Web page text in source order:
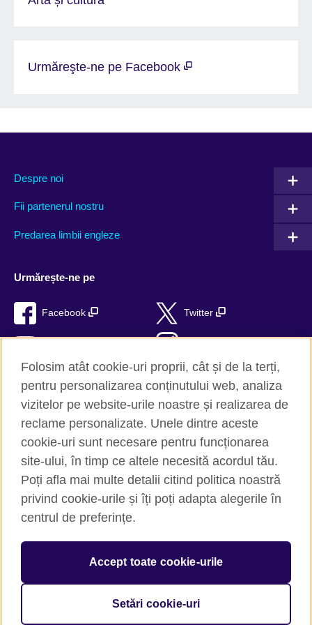
Urmăreşte-ne pe Facebook
Despre noi
Fii partenerul nostru
Predarea limbii engleze
Urmărește-ne pe
Facebook Twitter
TikTok RSS
British Council Global
Confidențialitate și termeni de utilizare
Trimite-ne comentariile tale
Cookie-uri
Hartă site
© 2026 British Council
The United Kingdom’s international organisation for cultural
209131 (England and Wales) SC037733 (Scotland).
Folosim atât cookie-uri proprii, cât și de la terți,
pentru personalizarea conținutului web, analiza
vizitelor pe website-urile noastre și realizarea de
reclame personalizate. Unele dintre aceste
cookie-uri sunt necesare pentru funcționarea
site-ului, în timp ce altele necesită acordul tău.
Poți afla mai multe detalii citind politica noastră
privind cookie-urile și îți poți adapta alegerile în
centrul de preferințe.
Accept toate cookie-urile
Setări cookie-uri